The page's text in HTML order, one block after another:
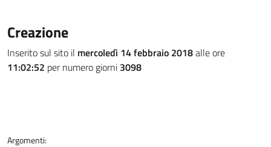
Creazione
Inserito sul sito il mercoledì 14 febbraio 2018alle ore
11:02:52 per numero giorni 3098
Argomenti: